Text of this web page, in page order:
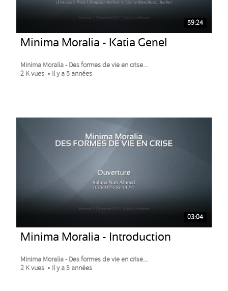
59:24
Minima Moralia - Katia Genel
Minima Moralia - Des formes de vie en crise...
2 K vues
Il y a 5 années
03:04
Minima Moralia - Introduction
Minima Moralia - Des formes de vie en crise...
2 K vues
Il y a 5 années